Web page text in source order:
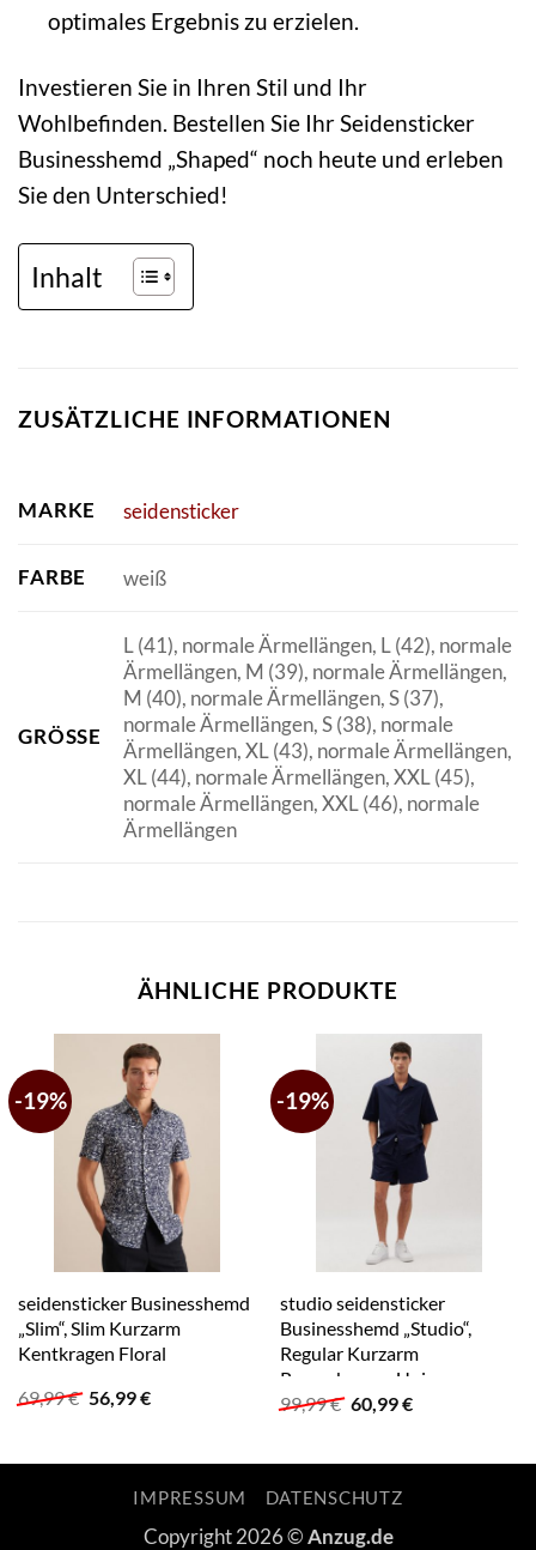
optimales Ergebnis zu erzielen.
Investieren Sie in Ihren Stil und Ihr
Wohlbefinden. Bestellen Sie Ihr Seidensticker
Businesshemd „Shaped“ noch heute und erleben
Sie den Unterschied!
Inhalt
ZUSÄTZLICHE INFORMATIONEN
MARKE seidensticker
FARBE weiß
GRÖSSE
L (41), normale Ärmellängen, L (42), normale
Ärmellängen, M (39), normale Ärmellängen,
M (40), normale Ärmellängen, S (37),
normale Ärmellängen, S (38), normale
Ärmellängen, XL (43), normale Ärmellängen,
XL (44), normale Ärmellängen, XXL (45),
normale Ärmellängen, XXL (46), normale
Ärmellängen
ÄHNLICHE PRODUKTE
-19%
seidensticker Businesshemd
„Slim“, Slim Kurzarm
Kentkragen Floral
69,99€ Ursprünglicher
56,99€Aktueller
-19%
studio seidensticker
Businesshemd „Studio“,
Regular Kurzarm
Reverskragen Uni
99,99€ Ursprünglicher
Preis
99,99 €
60,99€Aktueller
60,99 €.
IMPRESSUM DATENSCHUTZ
Copyright 2026 ©Anzug.de